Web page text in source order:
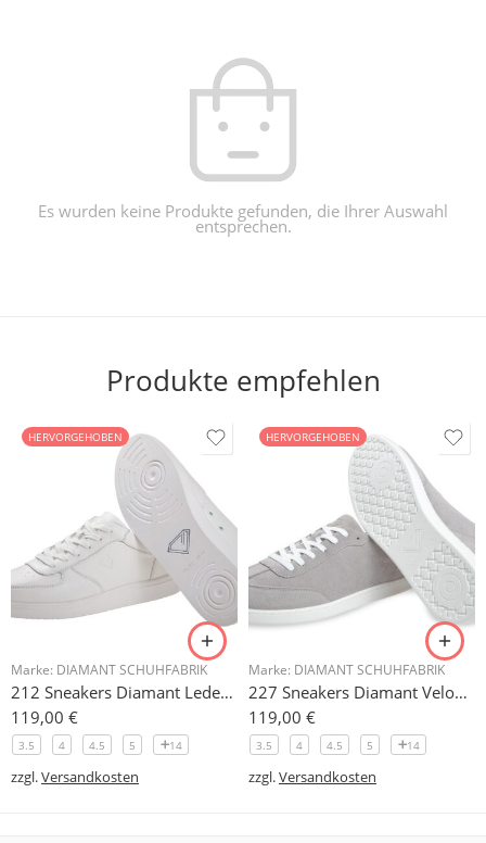
Es wurden keine Produkte gefunden, die Ihrer Auswahl
entsprechen.
Produkte empfehlen
HERVORGEHOBEN
Marke: DIAMANT SCHUHFABRIK
212 Sneakers Diamant Leder weiss, drehfreudige Kunststoffsohle
119,00 €
3.5 4 4.5 5 14
zzgl.Versandkosten
HERVORGEHOBEN
Marke: DIAMANT SCHUHFABRIK
227 Sneakers Diamant Veloursleder hellgrau, drehfreudige Kunststoffsohle
119,00 €
3.5 4 4.5 5 14
zzgl.Versandkosten